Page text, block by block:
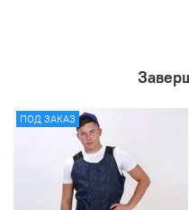
ПОД ЗАКАЗ